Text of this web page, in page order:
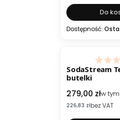
Do
Dostępność:
SodaStream
butelki
Cena brutto
279,00 złw tym
Cena netto
226,83 złbez VAT